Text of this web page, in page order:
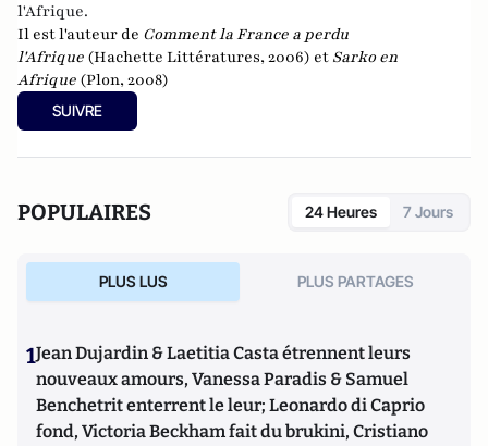
l'Afrique.
Il est l'auteur de Comment la France a perdu
l'Afrique (Hachette Littératures, 2006) et Sarko en
Afrique (Plon, 2008)
SUIVRE
POPULAIRES 24 Heures 7 Jours
PLUS LUS PLUS PARTAGES
1Jean Dujardin & Laetitia Casta étrennent leurs
nouveaux amours, Vanessa Paradis & Samuel
Benchetrit enterrent le leur; Leonardo di Caprio
fond, Victoria Beckham fait du brukini, Cristiano